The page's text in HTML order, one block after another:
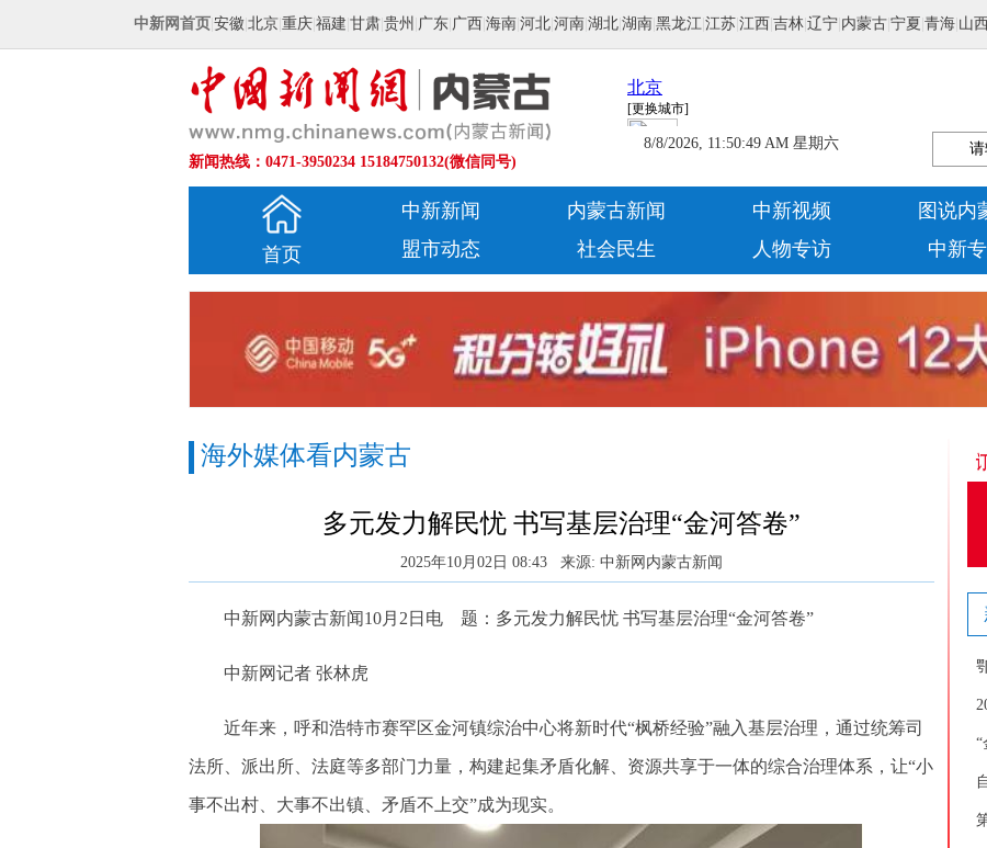
中新网首页 安徽 北京 重庆 福建 甘肃 贵州 广东 广西 海南 河北 河南 湖北 湖南 黑龙江 江苏 江西 吉林 辽宁 内蒙古 宁夏 青海 山西
新闻热线：0471-3950234 15184750132(微信同号)
8/8/2026, 11:50:50 AM 星期六
首页
中新新闻 内蒙古新闻 中新视频 图说内
盟市动态
社会民生 人物专访 中新
海外媒体看内蒙古
多元发力解民忧 书写基层治理“金河答卷”
2025年10月02日 08:43 来源: 中新网内蒙古新闻
中新网内蒙古新闻10月2日电 题：多元发力解民忧 书写基层治理“金河答卷”
中新网记者 张林虎
近年来，呼和浩特市赛罕区金河镇综治中心将新时代“枫桥经验”融入基层治理，通过统筹司
法所、派出所、法庭等多部门力量，构建起集矛盾化解、资源共享于一体的综合治理体系，让“小
事不出村、大事不出镇、矛盾不上交”成为现实。
“